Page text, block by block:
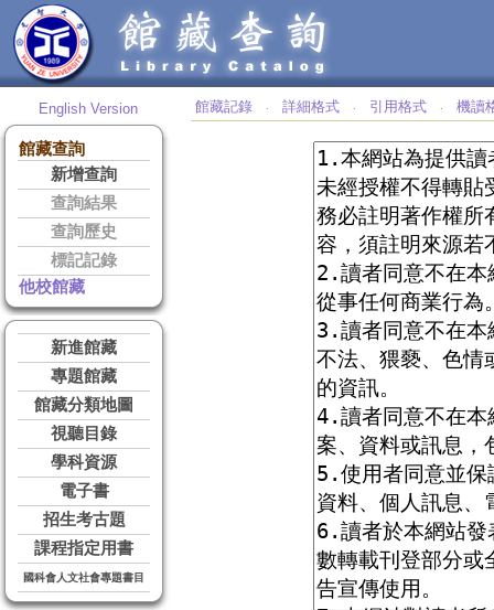
English Version
館藏查詢
新增查詢
查詢結果
查詢歷史
標記記錄
他校館藏
新進館藏
專題館藏
館藏分類地圖
視聽目錄
學科資源
電子書
招生考古題
課程指定用書
國科會人文社會專題書目
館藏記錄 ‧ 詳細格式 ‧ 引用格式 ‧ 機讀